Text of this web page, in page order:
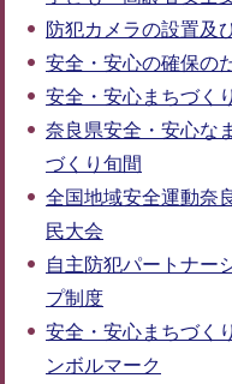
防犯カメラの設置及
安全・安心の確保の
安全・安心まちづく
奈良県安全・安心な
づくり旬間
全国地域安全運動奈
民大会
自主防犯パートナー
プ制度
安全・安心まちづく
ンボルマーク